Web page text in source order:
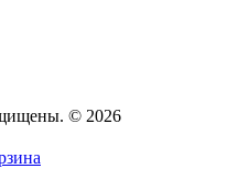
© 2026